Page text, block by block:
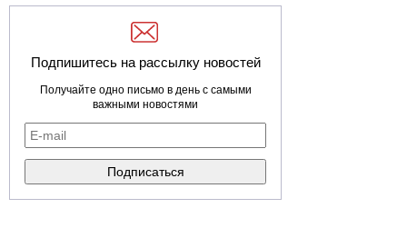
Подпишитесь на рассылку новостей
Получайте одно письмо в день с самыми
важными новостями